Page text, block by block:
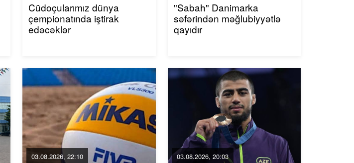
Cüdoçularımız dünya
çempionatında iştirak
edəcəklər
"Sabah" Danimarka
səfərindən məğlubiyyətlə
qayıdır
03.08.2026, 22:10 03.08.2026, 20:03